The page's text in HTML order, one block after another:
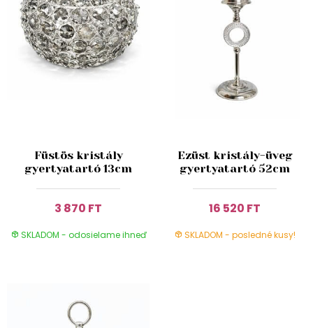
Füstös kristály
gyertyatartó 13cm
3 870 FT
SKLADOM - odosielame ihneď
Ezüst kristály-üveg
gyertyatartó 52cm
16 520 FT
SKLADOM - posledné kusy!